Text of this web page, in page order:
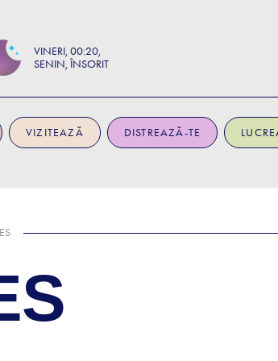
VINERI 00:20
SENIN, ÎNSORIT
VIZITEAZĂ DISTREAZĂ-TE